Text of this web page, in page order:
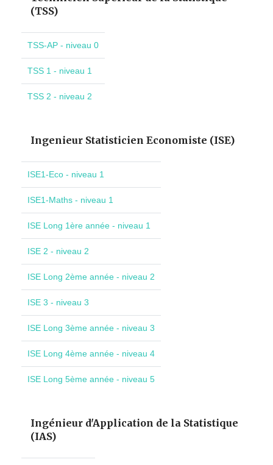
(TSS)
TSS-AP - niveau 0
TSS 1 - niveau 1
TSS 2 - niveau 2
Ingenieur Statisticien Economiste (ISE)
ISE1-Eco - niveau 1
ISE1-Maths - niveau 1
ISE Long 1ère année - niveau 1
ISE 2 - niveau 2
ISE Long 2ème année - niveau 2
ISE 3 - niveau 3
ISE Long 3ème année - niveau 3
ISE Long 4ème année - niveau 4
ISE Long 5ème année - niveau 5
Ingénieur d'Application de la Statistique
(IAS)